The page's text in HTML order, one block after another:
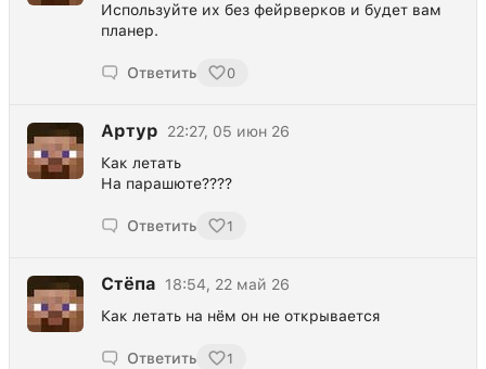
Используйте их без фейрверков и будет вам
планер.
Ответить 0
Артур
22:27, 05 июн 26
Как летать
На парашюте????
Ответить 1
Стёпа
18:54, 22 май 26
Как летать на нём он не открывается
Ответить 1